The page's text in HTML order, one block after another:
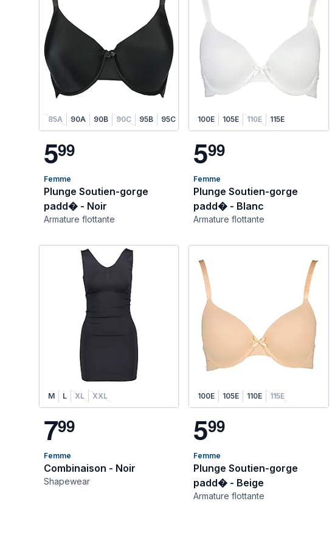
85A 90A 90B 90C 95B 95C 100B 100C 100D 100E
599
Femme
Plunge Soutien-gorge
padd� - Noir
Armature flottante
100E 105E 110E 115E
599
Femme
Plunge Soutien-gorge
padd� - Blanc
Armature flottante
M L XL XXL
799
Femme
Combinaison - Noir
Shapewear
100E 105E 110E 115E
599
Femme
Plunge Soutien-gorge
padd� - Beige
Armature flottante